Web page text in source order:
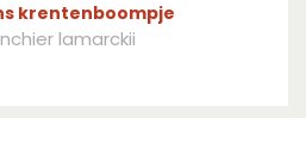
krentenboompje
lamarckii